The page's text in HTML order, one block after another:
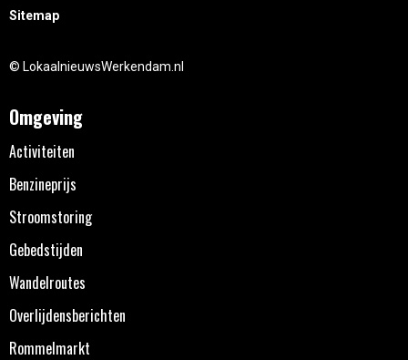
Sitemap
© LokaalnieuwsWerkendam.nl
Omgeving
Activiteiten
Benzineprijs
Stroomstoring
Gebedstijden
Wandelroutes
Overlijdensberichten
Rommelmarkt